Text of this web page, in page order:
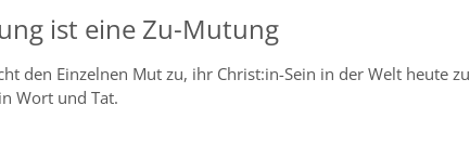
ist eine Zu-Mutung
den Einzelnen Mut zu, ihr Christ:in-Sein in der Welt heute zu
Wort und Tat.